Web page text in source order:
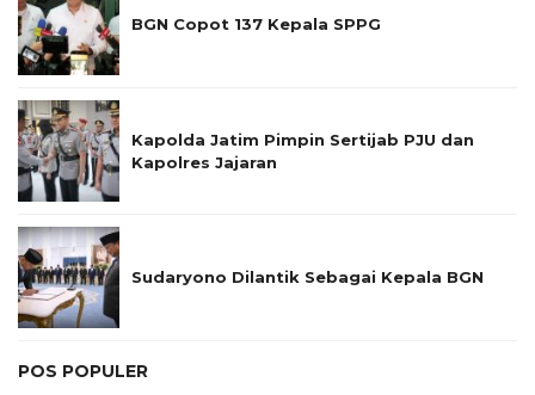
BGN Copot 137 Kepala SPPG
Kapolda Jatim Pimpin Sertijab PJU dan
Kapolres Jajaran
Sudaryono Dilantik Sebagai Kepala BGN
POS POPULER